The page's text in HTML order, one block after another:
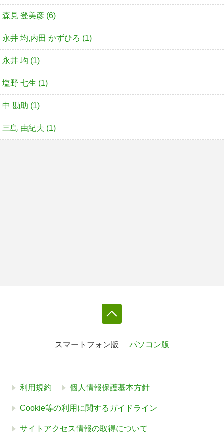
森見 登美彦 (6)
永井 均,内田 かずひろ (1)
永井 均 (1)
塩野 七生 (1)
中 勘助 (1)
三島 由紀夫 (1)
スマートフォン版 パソコン版
利用規約 個人情報保護基本方針
Cookie等の利用に関するガイドライン
サイトアクセス情報の取得について